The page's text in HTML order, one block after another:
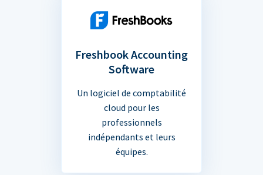
Freshbook Accounting
Software
Un logiciel de comptabilité
cloud pour les
professionnels
indépendants et leurs
équipes.